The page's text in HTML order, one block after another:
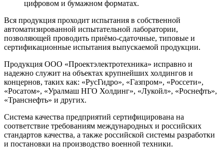
цифровом и бумажном форматах.
Вся продукция проходит испытания в собственной
автоматизированной испытательной лаборатории,
позволяющей проводить приёмо-сдаточные, типовые и
сертификационные испытания выпускаемой продукции.
Продукция ООО «Проектэлектротехника» исправно и
надежно служит на объектах крупнейших холдингов и
концернов, таких как: «РусГидро», «Газпром», «Россети»,
«Росатом», «Уралмаш НГО Холдинг», «Лукойл», «Роснефть»,
«Транснефть» и других.
Система качества предприятий сертифицирована на
соответствие требованиям международных и российских
стандартов качества, а также российской системы разработки
и постановки на производство военной техники.